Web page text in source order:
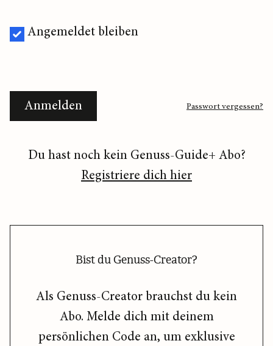
Angemeldet bleiben
Anmelden Passwort vergessen?
Du hast noch kein Genuss-Guide+ Abo?
Registriere dich hier
Bist du Genuss-Creator?
Als Genuss-Creator brauchst du kein
Abo. Melde dich mit deinem
persönlichen Code an, um exklusive